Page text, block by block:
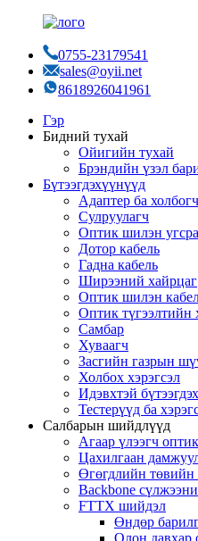
0755-23179541
sales@oyii.net
8618926041961
Гэр
Бидний тухай
Ойигийн тухай
Брэндийн үзэл
Бүтээгдэхүүнүүд
Адаптер ба холбогч
Сулруулагч
Оптик шилэн
Дотор кабель
Гадна кабель
Ширээний хайрцаг
Оптик шилэн
Оптик түгээлтийн
Самбар
Хуваагч
Засгийн газрын
Холбох хэрэгсэл
Идэвхтэй
Тестерүүд ба
Салбарын шийдлүүд
Агаар үлээгч
Цахилгаан
Өгөгдлийн
Backbone
FTTX шийдэл
Өндөр
Олон давхар